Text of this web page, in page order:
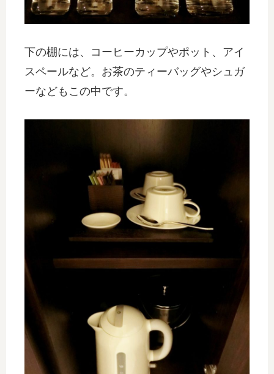
下の棚には、コーヒーカップやポット、アイ
スペールなど。お茶のティーバッグやシュガ
ーなどもこの中です。